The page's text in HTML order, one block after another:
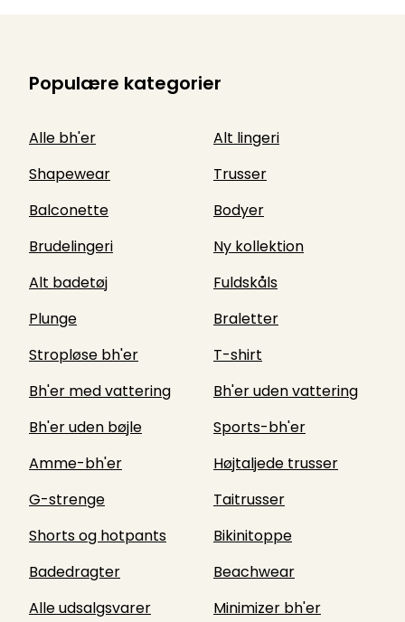
Populære kategorier
Alle bh'er
Alt lingeri
Shapewear
Trusser
Balconette
Bodyer
Brudelingeri
Ny kollektion
Alt badetøj
Fuldskåls
Plunge
Braletter
Stropløse bh'er
T-shirt
Bh'er med vattering
Bh'er uden vattering
Bh'er uden bøjle
Sports-bh'er
Amme-bh'er
Højtaljede trusser
G-strenge
Taitrusser
Shorts og hotpants
Bikinitoppe
Badedragter
Beachwear
Alle udsalgsvarer
Minimizer bh'er